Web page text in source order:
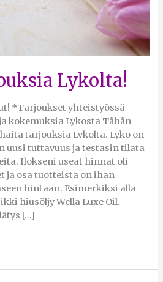
Lykolta!
*Tarjoukset yhteistyössä
kokemuksia Lykosta Tähän
tarjouksia Lykolta. Lyko on
uusi tuttavuus ja testasin tilata
Ilokseni useat hinnat oli
ja osa tuotteista on ihan
hintaan. Esimerkiksi alla
hiusöljy Wella Luxe Oil.
[…]